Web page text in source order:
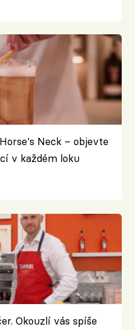
Neck – objevte
v každém loku
Okouzlí vás spíše